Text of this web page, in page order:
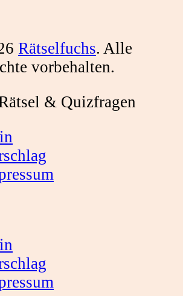
Rätselfuchs. Alle
vorbehalten.
& Quizfragen